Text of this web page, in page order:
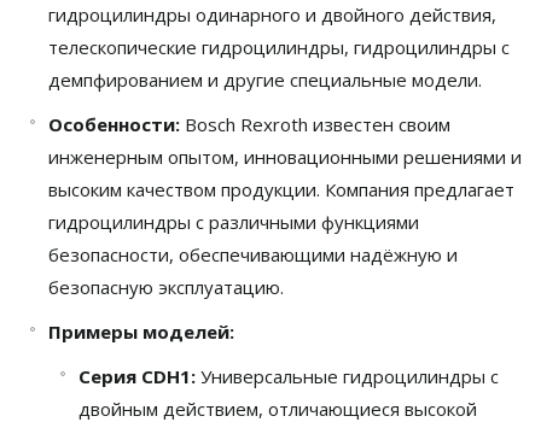
гидроцилиндры одинарного и двойного действия,
телескопические гидроцилиндры, гидроцилиндры с
демпфированием и другие специальные модели.
Особенности: Bosch Rexroth известен своим
инженерным опытом, инновационными решениями и
высоким качеством продукции. Компания предлагает
гидроцилиндры с различными функциями
безопасности, обеспечивающими надёжную и
безопасную эксплуатацию.
Примеры моделей:
Серия CDH1: Универсальные гидроцилиндры с
двойным действием, отличающиеся высокой